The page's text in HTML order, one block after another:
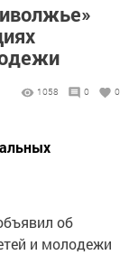
1058 0 0
об
и молодежи